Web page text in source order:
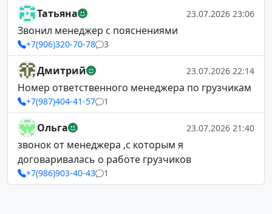
Татьяна 23.07.2026 23:06
Звонил менеджер с пояснениями
+7(906)320-70-78 3
Дмитрий 23.07.2026 22:14
Номер ответственного менеджера по грузчикам
+7(987)404-41-57 1
Ольга 23.07.2026 21:40
звонок от менеджера ,с которым я
договаривалась о работе грузчиков
+7(986)903-40-43 1